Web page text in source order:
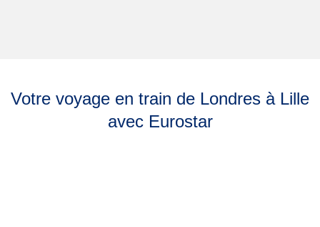
Votre voyage en train de Londres à Lille
avec Eurostar